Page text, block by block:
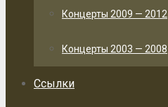
Концерты 2009 — 2012
Концерты 2003 — 2008
Ссылки